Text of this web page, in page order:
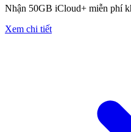
Nhận 50GB iCloud+ miễn phí
Xem chi tiết